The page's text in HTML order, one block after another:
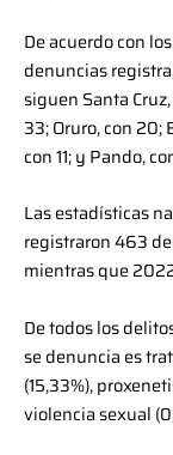
De acuerdo con
denuncias
siguen Santa
33; Oruro, con 20;
con 11; y Pando,
Las estadísticas
registraron 463
mientras que
De todos los
se denuncia es
(15,33%),
violencia sexual